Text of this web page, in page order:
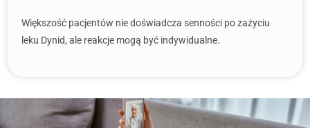
Większość pacjentów nie doświadcza senności po zażyciu
leku Dynid, ale reakcje mogą być indywidualne.